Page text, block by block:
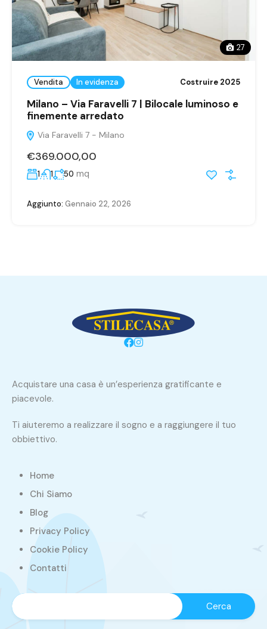
27
Vendita In evidenza Costruire 2025
Milano – Via Faravelli 7 | Bilocale luminoso e
finemente arredato
Via Faravelli 7 - Milano
€369.000,00
1 1 50 mq
Aggiunto: Gennaio 22, 2026
Acquistare una casa è un’esperienza gratificante e
piacevole.
Ti aiuteremo a realizzare il sogno e a raggiungere il tuo
obbiettivo.
Home
Chi Siamo
Blog
Privacy Policy
Cookie Policy
Contatti